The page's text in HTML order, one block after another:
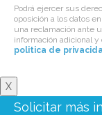
Podrá ejercer sus
oposición a los datos
una reclamación ante
información adicional y
politica de
X
Solicitar más